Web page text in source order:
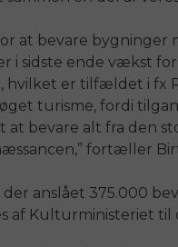
at bevare
i sidste ende vækst
hvilket er tilfældet i fx
turisme, fordi
at bevare alt fra den
fortæller
der anslået 375.000
af Kulturministeriet til